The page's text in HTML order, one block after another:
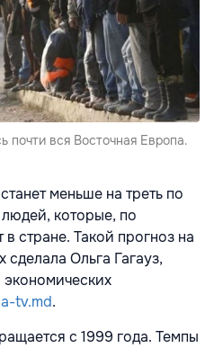
почти вся Восточная Европа.
меньше на треть по
которые, по
в стране. Такой прогноз на
Ольга Гагауз,
экономических
a-tv.md.
с 1999 года. Темпы